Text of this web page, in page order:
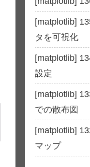
[matplotlib]
タを可視化
[matplotlib]
設定
[matplotlib]
での散布図
[matplotlib]
マップ